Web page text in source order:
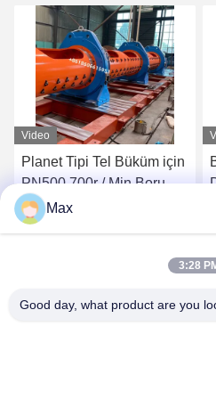
Video
Planet Tipi Tel Büküm için
PN500 700r / Min Boru
Büküm Makinesi
Max
3:28
Good day, what product are you